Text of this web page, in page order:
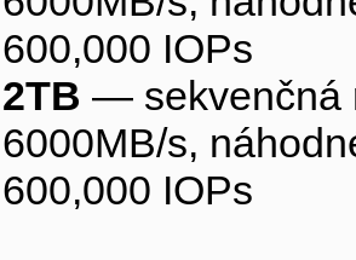
600,000 IOPs
2TB — sekvenčná
6000MB/s,
600,000 IOPs